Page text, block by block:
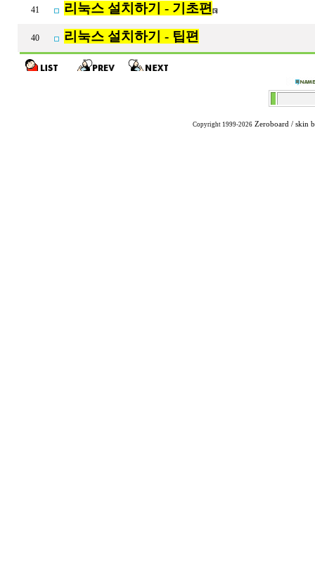
41 리눅스 설치하기 - 기초편 [5]
40 리눅스 설치하기 - 팁편
Copyright 1999-2026 Zeroboard / skin